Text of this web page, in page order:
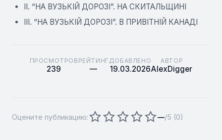
II. “НА ВУЗЬКІЙ ДОРОЗІ”. НА СКИТАЛЬЩИНІ
III. “НА ВУЗЬКІЙ ДОРОЗІ”. В ПРИВІТНІЙ КАНАДІ
ПРОСМОТРОВ
239
РЕЙТИНГ
—
ДОБАВЛЕНО
19.03.2026
АВТОР
AlexDigger
Оцените публикацию: —/5 (0)